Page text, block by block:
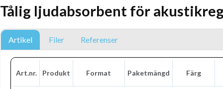
Tålig ljudabsorbent för
Artikel Filer Referenser
Art.nr. Produkt Format Paketmängd Färg
Text
Direktlänk till denna sida